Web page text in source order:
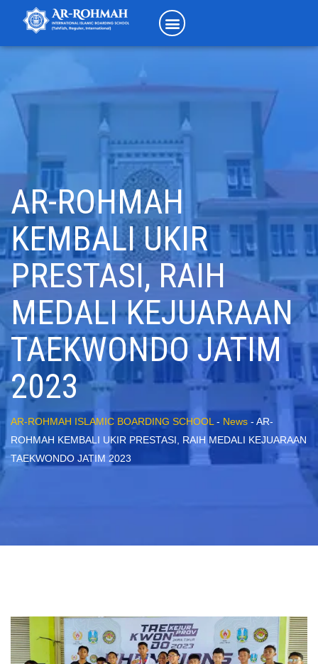
AR-ROHMAH
KEMBALI UKIR
PRESTASI, RAIH
MEDALI KEJUARAAN
TAEKWONDO JATIM
2023
AR-ROHMAH ISLAMIC BOARDING SCHOOL - News - AR-
ROHMAH KEMBALI UKIR PRESTASI, RAIH MEDALI KEJUARAAN
TAEKWONDO JATIM 2023